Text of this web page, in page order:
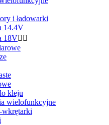
i ładowarki
14.4V
18V 
kleju
wielofunkcyjne
wkrętarki